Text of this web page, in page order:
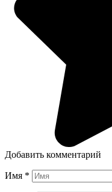
Добавить комментарий
Имя *